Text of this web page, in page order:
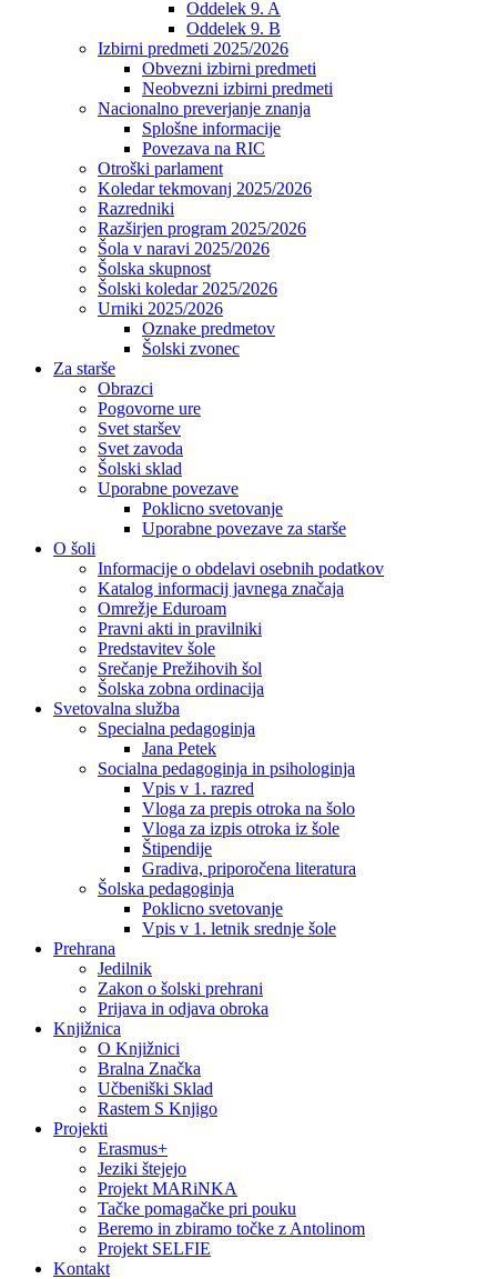
Oddelek 9. A
Oddelek 9. B
Izbirni predmeti 2025/2026
Obvezni izbirni predmeti
Neobvezni izbirni predmeti
Nacionalno preverjanje znanja
Splošne informacije
Povezava na RIC
Otroški parlament
Koledar tekmovanj 2025/2026
Razredniki
Razširjen program 2025/2026
Šola v naravi 2025/2026
Šolska skupnost
Šolski koledar 2025/2026
Urniki 2025/2026
Oznake predmetov
Šolski zvonec
Za starše
Obrazci
Pogovorne ure
Svet staršev
Svet zavoda
Šolski sklad
Uporabne povezave
Poklicno svetovanje
Uporabne povezave za starše
O šoli
Informacije o obdelavi osebnih podatkov
Katalog informacij javnega značaja
Omrežje Eduroam
Pravni akti in pravilniki
Predstavitev šole
Srečanje Prežihovih šol
Šolska zobna ordinacija
Svetovalna služba
Specialna pedagoginja
Jana Petek
Socialna pedagoginja in psihologinja
Vpis v 1. razred
Vloga za prepis otroka na šolo
Vloga za izpis otroka iz šole
Štipendije
Gradiva, priporočena literatura
Šolska pedagoginja
Poklicno svetovanje
Vpis v 1. letnik srednje šole
Prehrana
Jedilnik
Zakon o šolski prehrani
Prijava in odjava obroka
Knjižnica
O Knjižnici
Bralna Značka
Učbeniški Sklad
Rastem S Knjigo
Projekti
Erasmus+
Jeziki štejejo
Projekt MARiNKA
Tačke pomagačke pri pouku
Beremo in zbiramo točke z Antolinom
Projekt SELFIE
Kontakt